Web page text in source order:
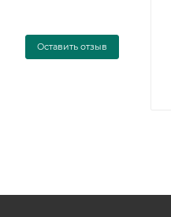
Оставить отзыв